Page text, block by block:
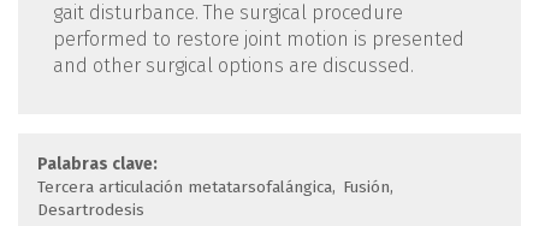
gait disturbance. The surgical procedure
performed to restore joint motion is presented
and other surgical options are discussed.
Palabras clave:
Tercera articulación metatarsofalángica Fusión
Desartrodesis